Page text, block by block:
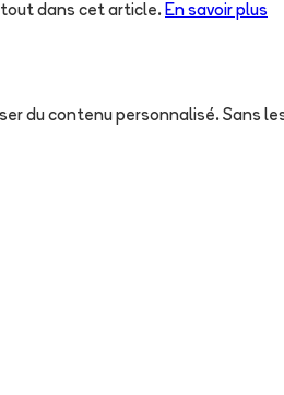
tout dans cet article. En savoir plus
du contenu personnalisé. Sans